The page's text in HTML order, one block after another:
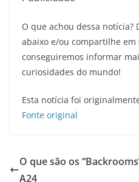
O que achou dessa notícia?
abaixo e/ou compartilhe em
conseguiremos informar
curiosidades do mundo!
Esta notícia foi
Fonte original
O que são os
A24